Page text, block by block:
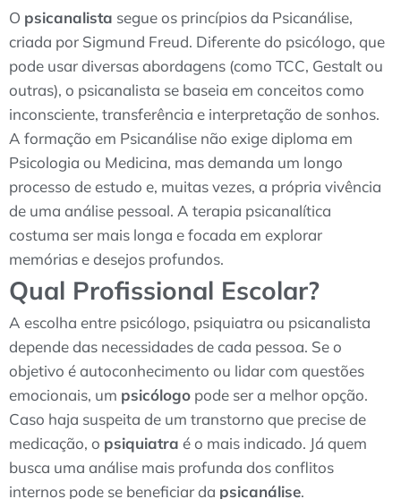
O psicanalista segue os princípios da Psicanálise,
criada por Sigmund Freud. Diferente do psicólogo, que
pode usar diversas abordagens (como TCC, Gestalt ou
outras), o psicanalista se baseia em conceitos como
inconsciente, transferência e interpretação de sonhos.
A formação em Psicanálise não exige diploma em
Psicologia ou Medicina, mas demanda um longo
processo de estudo e, muitas vezes, a própria vivência
de uma análise pessoal. A terapia psicanalítica
costuma ser mais longa e focada em explorar
memórias e desejos profundos.
Qual Profissional Escolar?
A escolha entre psicólogo, psiquiatra ou psicanalista
depende das necessidades de cada pessoa. Se o
objetivo é autoconhecimento ou lidar com questões
emocionais, um psicólogo pode ser a melhor opção.
Caso haja suspeita de um transtorno que precise de
medicação, o psiquiatra é o mais indicado. Já quem
busca uma análise mais profunda dos conflitos
internos pode se beneficiar da psicanálise.